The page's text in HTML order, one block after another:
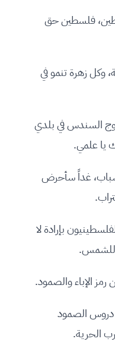
فلسطين حق
زهرة تنمو في
السندس في بلدي
يا علمي.
غداً سأحرض
بإرادة لا
للشمس.
الإباء والصمود.
دروس الصمود
الحرية.